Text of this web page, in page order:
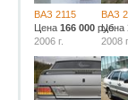
ВАЗ 2115
Цена 166 000 руб.
2006 г.
ВАЗ
Цена
2008